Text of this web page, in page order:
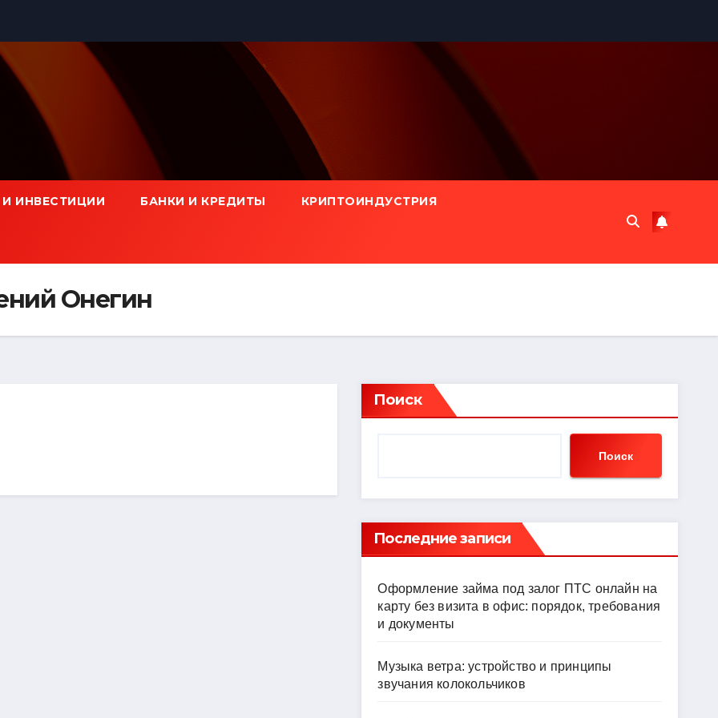
И ИНВЕСТИЦИИ БАНКИ И КРЕДИТЫ КРИПТОИНДУСТРИЯ
Онегин
Поиск
Поиск
Последние записи
Оформление займа под залог ПТС онлайн на
карту без визита в офис: порядок, требования
и документы
Музыка ветра: устройство и принципы
звучания колокольчиков